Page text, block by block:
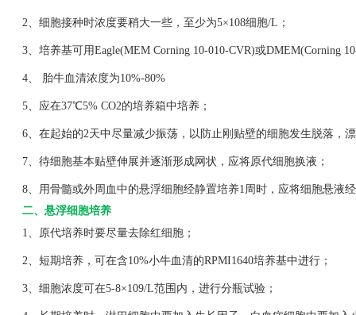
2、细胞接种时浓度要稍大一些，至少为5×108细胞/L；
3、培养基可用Eagle(MEM Corning 10-010-CVR)或DMEM(Corning
4、 胎牛血清浓度为10%-80%
5、应在37℃5% CO2的培养箱中培养；
6、在起始的2天中尽量减少振荡，以防止刚贴壁的细胞发生脱落，
7、待细胞基本贴壁伸展并逐渐形成网状，应将原代细胞换液；
8、用骨髓或外周血中的悬浮细胞经静置培养1周时，应将细胞悬液
二、悬浮细胞培养
1、原代培养时要尽量去除红细胞；
2、短期培养，可在含10%小牛血清的RPMI1640培养基中进行；
3、细胞浓度可在5-8×109/L范围内，进行分瓶试验；